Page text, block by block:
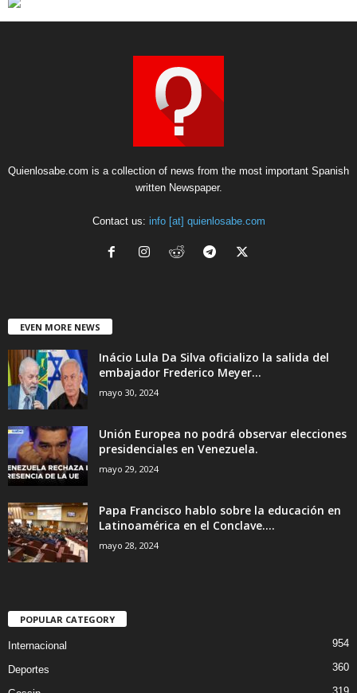
Quienlosabe.com is a collection of news from the most important Spanish
written Newspaper.
Contact us: info [at] quienlosabe.com
EVEN MORE NEWS
Inácio Lula Da Silva oficializo la salida del
embajador Frederico Meyer...
mayo 30, 2024
Unión Europea no podrá observar elecciones
presidenciales en Venezuela.
mayo 29, 2024
Papa Francisco hablo sobre la educación en
Latinoamérica en el Conclave....
mayo 28, 2024
POPULAR CATEGORY
Internacional 954
Deportes 360